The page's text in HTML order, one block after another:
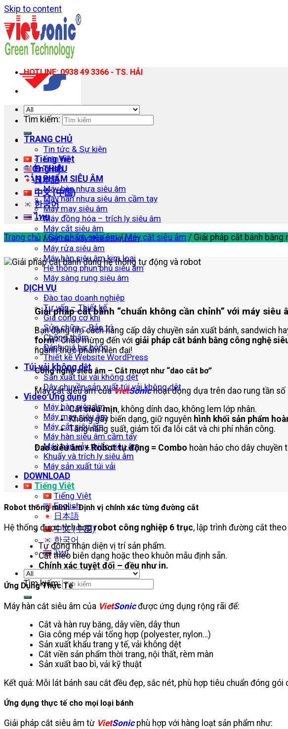
Skip to content
TRANG CHỦ
Tin tức & Sự kiện
Liên hệ
GIỚI THIỆU
SẢN PHẨM SIÊU ÂM
Máy hàn nhựa siêu âm
Máy hàn nhựa siêu âm cầm tay
Máy may siêu âm
Máy đồng hóa – trích ly siêu âm
Máy cắt siêu âm
Máy hàn vảy thiếc siêu âm
Máy rửa siêu âm
Máy hàn siêu âm kim loại
Hệ thống phun phủ siêu âm
Máy sàng rung siêu âm
DỊCH VỤ
Đào tạo doanh nghiệp
Tư vấn – Thiết kế
Gia công cơ khí
Sửa chữa – Bảo trì
Chống thấm
Đánh giá hư hỏng
Thiết kế Website WordPress
Túi vải không dệt
Sản xuất túi vải không dệt
Dây chuyền sản xuất túi vải không dệt
Video Ứng dụng
Máy hàn siêu âm
Máy may siêu âm
Máy cắt siêu âm
Máy hàn siêu âm cầm tay
Máy hàn vảy thiếc siêu âm
Khuấy và trích ly siêu âm
Máy sản xuất túi vải
DOWNLOAD
Tiếng Việt
Tiếng Việt
English
日本語
中文 (中国)
한국어
ไทย
Tìm kiếm:
HOTLINE: 0938 49 3366 - TS. HẢI
Tìm kiếm:
Tiếng Việt
English
日本語
中文 (中国)
한국어
ไทย
Trang chủ / Sản phẩm siêu âm / Máy cắt siêu âm / Giải pháp cắt bánh
Giải pháp cắt bánh “chuẩn không cần chỉnh” với máy
Bạn đang tìm cách nâng cấp dây chuyền sản xuất bánh, sandwich
form? Chào mừng đến với giải pháp cắt bánh bằng công nghệ
ngành thực phẩm hiện đại!
Công nghệ siêu âm – Cắt mượt như “dao cắt bơ”
Máy cắt siêu âm củaVietSonichoạt động dựa trên dao rung tần
Cắtsiêu mịn, không dính dao, không lem lớp nhân.
Không gây biến dạng, giữ nguyên hình khối sản phẩm
Tăng năng suất, giảm tối đa lỗi cắt và chi phí nhân công.
Dao siêu âm + Robot tự động = Combo hoàn hảo cho dây chuyền
Robot thông minh – Định vị chính xác từng đường cắt
Hệ thống được tích hợprobot công nghiệp 6 trục, lập trình đường cắt
Tự động nhận diện vị trí sản phẩm.
Cắt theo biên dạng hoặc theo khuôn mẫu định sẵn.
Chính xác tuyệt đối – đều như in.
Ứng Dụng Thực Tế
Máy hàn cắt siêu âm của VietSonicđược ứng dụng rộng rãi để:
Cắt và hàn ruy băng, dây viền, dây thun
Gia công mép vải tổng hợp (polyester, nylon…)
Sản xuất khẩu trang y tế, vải không dệt
Cắt viền sản phẩm thời trang, nội thất, rèm màn
Sản xuất bao bì, vải kỹ thuật
Kết quả: Mỗi lát bánh sau cắt đều đẹp, sắc nét, phù hợp tiêu chuẩn đóng gói
Ứng dụng thực tế cho mọi loại bánh
Giải pháp cắt siêu âm từ VietSonicphù hợp với hàng loạt sản phẩm như: